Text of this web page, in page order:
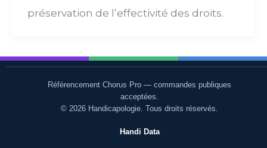
préservation de l’effectivité des droits.
Référencement Chorus Pro — commandes publiques
acceptées.
© 2026 Handicapologie. Tous droits réservés.
Handi Data